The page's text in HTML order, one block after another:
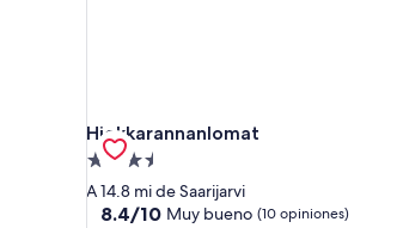
Hiekkarannanlomat
Hiekkarannanlomat
Propiedad
de
3.5
A 14.8 mi de Saarijarvi
8.4
8.4/10 Muy bueno (10 opiniones)